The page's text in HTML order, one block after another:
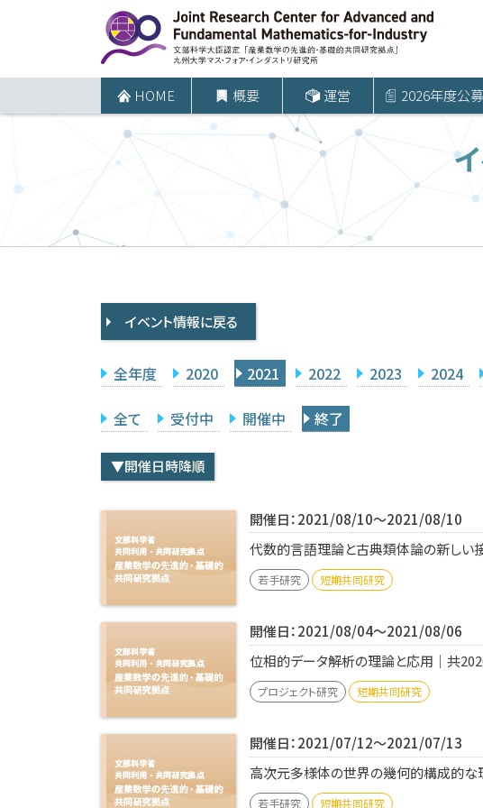
ツ
プ
HOME 概要 運営 2026年度公募
イベント情報に戻る
全年度 2020 2021 2022 2023 2024
全て 受付中 開催中 終了
▼開催日時降順
開催日：2021/08/10～2021/08/10
代数的言語理論と古典類体論の新しい
若手研究 短期共同研究
開催日：2021/08/04～2021/08/06
位相的データ解析の理論と応用｜共
プロジェクト研究 短期共同研究
開催日：2021/07/12～2021/07/13
高次元多様体の世界の幾何的構成的
若手研究 短期共同研究